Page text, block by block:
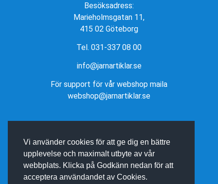
Vi använder cookies för att ge dig en bättre
upplevelse och maximalt utbyte av vår
webbplats. Klicka på Godkänn nedan för att
acceptera användandet av Cookies.
Besöksadress:
Marieholmsgatan 11,
415 02 Göteborg
Tel. 031-337 08 00
info@jarnartiklar.se
För support för vår webshop maila
webshop@jarnartiklar.se